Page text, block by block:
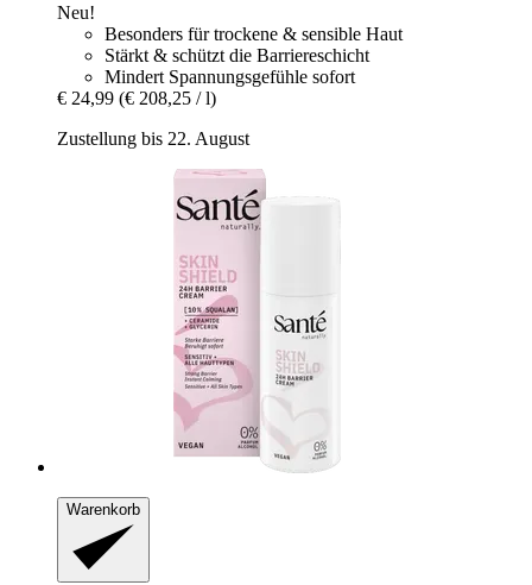
Neu!
Besonders für trockene & sensible Haut
Stärkt & schützt die Barriereschicht
Mindert Spannungsgefühle sofort
€ 24,99 (€ 208,25 / l)
Zustellung bis 22. August
Warenkorb